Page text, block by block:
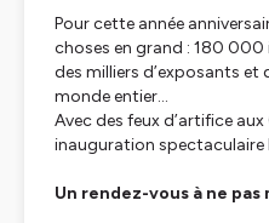
Pour cette année
choses en grand : 180
des milliers d’exposants et
monde entier…
Avec des feux d’artifice
inauguration spectaculaire
Un rendez-vous à ne pas